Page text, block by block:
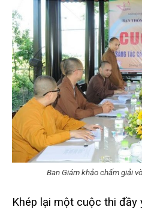
Ban Giám khảo chấm giải
Khép lại một cuộc thi đầy